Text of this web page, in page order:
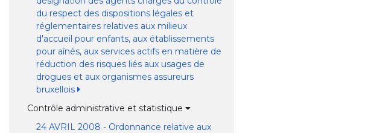
du respect des dispositions légales et
réglementaires relatives aux milieux
d'accueil pour enfants, aux établissements
pour aînés, aux services actifs en matière de
réduction des risques liés aux usages de
drogues et aux organismes assureurs
bruxellois
Contrôle administrative et statistique
24 AVRIL 2008 - Ordonnance relative aux